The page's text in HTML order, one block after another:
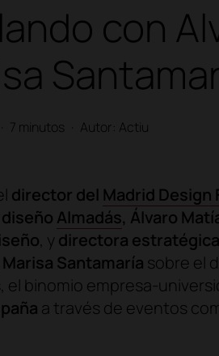
con
7 minutos Autor: Actiu
director del Madrid Design
Almadás, Álvaro
, y directora
Marisa Santamaría sobre el
el binomio empresa-
a través de eventos